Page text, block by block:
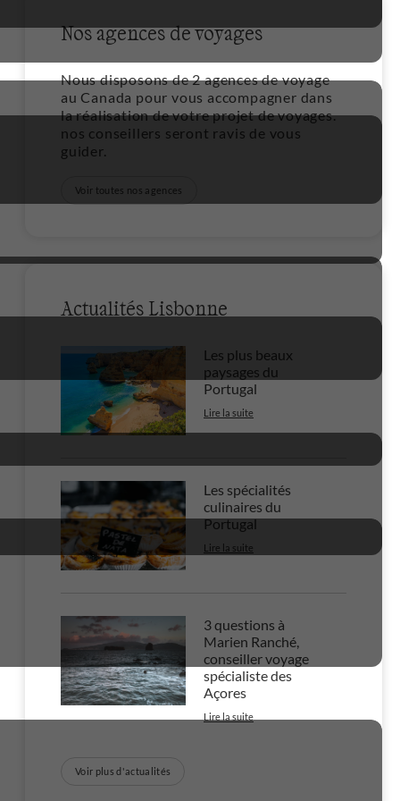
Nos agences de voyages
Nous disposons de 2 agences de voyage
au Canada pour vous accompagner dans
la réalisation de votre projet de voyages.
nos conseillers seront ravis de vous
guider.
Voir toutes nos agences
Actualités Lisbonne
Les plus beaux
paysages du
Portugal
Lire la suite
Les spécialités
culinaires du
Portugal
Lire la suite
3 questions à
Marien Ranché,
conseiller voyage
spécialiste des
Açores
Lire la suite
Voir plus d'actualités